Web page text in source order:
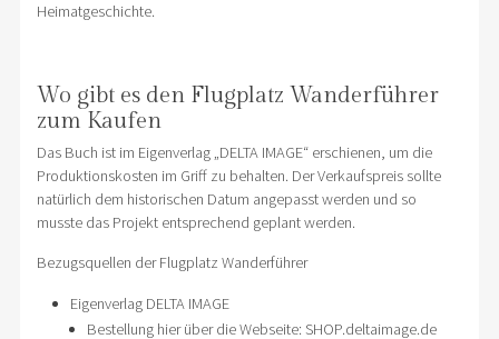
Heimatgeschichte.
Wo gibt es den Flugplatz Wanderführer
zum Kaufen
Das Buch ist im Eigenverlag „DELTA IMAGE“ erschienen, um die
Produktionskosten im Griff zu behalten. Der Verkaufspreis sollte
natürlich dem historischen Datum angepasst werden und so
musste das Projekt entsprechend geplant werden.
Bezugsquellen der Flugplatz Wanderführer
Eigenverlag DELTA IMAGE
Bestellung hier über die Webseite: SHOP.deltaimage.de